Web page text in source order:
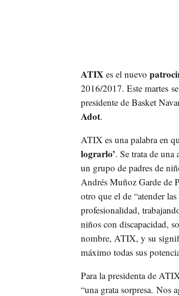
ATIX es el nuevo
2016/2017. Este martes
presidente de Basket
Adot.
ATIX es una palabra en
lograrlo’. Se trata de
un grupo de padres de
Andrés Muñoz Garde de
otro que el de “atender
profesionalidad,
niños con discapacidad,
nombre, ATIX, y su
máximo todas sus
Para la presidenta de
“una grata sorpresa. Nos